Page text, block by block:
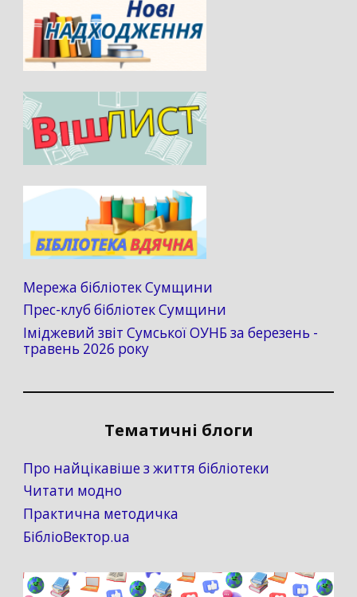
Мережа бібліотек Сумщини
Прес-клуб бібліотек Сумщини
Іміджевий звіт Сумської ОУНБ за березень -
травень 2026 року
Тематичні блоги
Про найцікавіше з життя бібліотеки
Читати модно
Практична методичка
БібліоВектор.ua